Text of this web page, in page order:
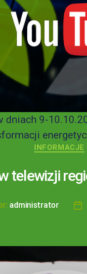
9-
INFORMACJE
w telewizji
administrator